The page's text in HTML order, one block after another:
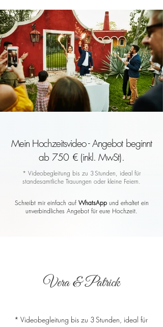
Mein Hochzeitsvideo - Angebot beginnt
ab 750 € (inkl. MwSt).
* Videobegleitung bis zu 3 Stunden, ideal für
standesamtliche Trauungen oder kleine Feiern.
Schreibt mir einfach auf WhatsAppund erhaltet ein
unverbindliches Angebot für eure Hochzeit.
Vera & Patrick
* Videobegleitung bis zu 3 Stunden, ideal für